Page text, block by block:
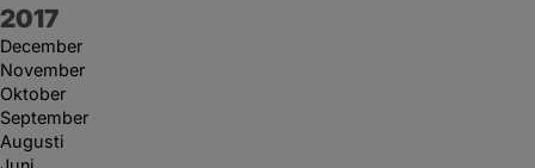
År:
2017
December
November
Oktober
September
Augusti